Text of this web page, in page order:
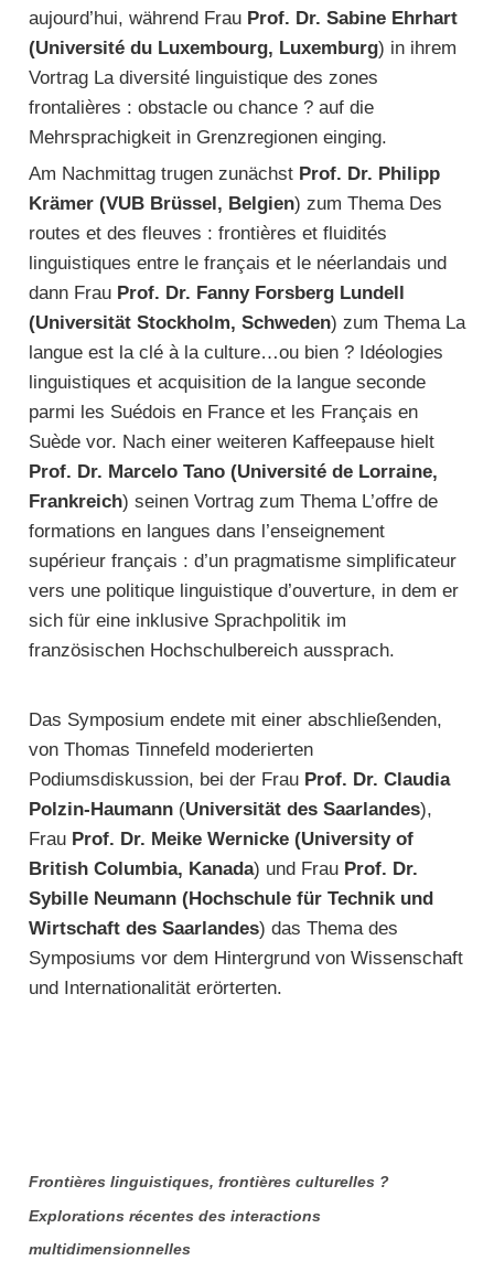
aujourd’hui, während Frau Prof. Dr. Sabine Ehrhart
(Université du Luxembourg, Luxemburg) in ihrem
Vortrag La diversité linguistique des zones
frontalières : obstacle ou chance ? auf die
Mehrsprachigkeit in Grenzregionen einging.
Am Nachmittag trugen zunächst Prof. Dr. Philipp
Krämer (VUB Brüssel, Belgien) zum Thema Des
routes et des fleuves : frontières et fluidités
linguistiques entre le français et le néerlandais und
dann Frau Prof. Dr. Fanny Forsberg Lundell
(Universität Stockholm, Schweden) zum Thema La
langue est la clé à la culture…ou bien ? Idéologies
linguistiques et acquisition de la langue seconde
parmi les Suédois en France et les Français en
Suède vor. Nach einer weiteren Kaffeepause hielt
Prof. Dr. Marcelo Tano (Université de Lorraine,
Frankreich) seinen Vortrag zum Thema L’offre de
formations en langues dans l’enseignement
supérieur français : d’un pragmatisme simplificateur
vers une politique linguistique d’ouverture, in dem er
sich für eine inklusive Sprachpolitik im
französischen Hochschulbereich aussprach.
Das Symposium endete mit einer abschließenden,
von Thomas Tinnefeld moderierten
Podiumsdiskussion, bei der Frau Prof. Dr. Claudia
Polzin-Haumann (Universität des Saarlandes),
Frau Prof. Dr. Meike Wernicke (University of
British Columbia, Kanada) und Frau Prof. Dr.
Sybille Neumann (Hochschule für Technik und
Wirtschaft des Saarlandes) das Thema des
Symposiums vor dem Hintergrund von Wissenschaft
und Internationalität erörterten.
Frontières linguistiques, frontières culturelles ?
Explorations récentes des interactions
multidimensionnelles